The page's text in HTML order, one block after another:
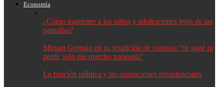
Economía
¿Cómo mantener a los niños y adolescentes lejos de las
pantallas?
Miriam Germán en su rendición de cuentas: “ni gané ni
perdí, solo me marcho tranquila”
La función pública y las aspiraciones presidenciales